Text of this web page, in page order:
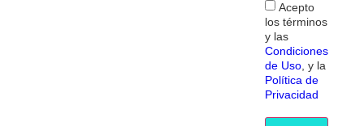
Acepto
los términos
y las
Condiciones
de Uso, y la
Política de
Privacidad